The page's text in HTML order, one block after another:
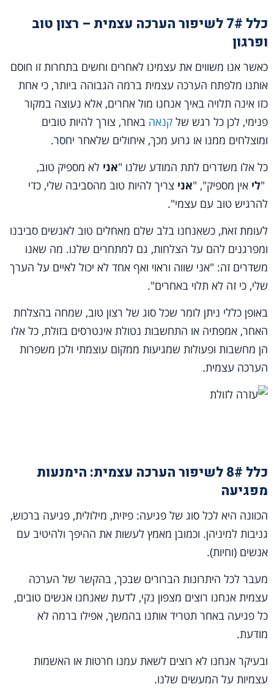
כלל 7# לשיפור הערכה עצמית – רצון טוב
ופרגון
כאשר אנו משווים את עצמינו לאחרים וחשים בתחרות זו חוסם
אותנו מלפתח הערכה עצמית ברמה הגבוהה ביותר, כי אחת
כזו אינה תלויה באיך אנחנו מול אחרים, אלא נעוצה במקור
פנימי, לכן כל רגש של קנאה באחר, צורך להיות טובים
ומוצלחים ממנו או גרוע מכך, איחולים שלאחר יחסר.
כל אלו משדרים לתת המודע שלנו "אני לא מספיק טוב,
"לי אין מספיק", "אני צריך להיות טוב מהסביבה שלי, כדי
להרגיש טוב עם עצמי".
לעומת זאת, כשאנחנו בלב שלם מאחלים טוב לאנשים סביבנו
ומפרגנים להם על הצלחות, גם למתחרים שלנו. מה שאנו
משדרים זה: "אני שווה וראוי ואף אחד לא יכול לאיים על הערך
שלי, כי זה לא תלוי באחרים".
באופן כללי ניתן לומר שכל סוג של רצון טוב, שמחה בהצלחת
האחר, אמפתיה או התחשבות נטולת אינטרסים בזולת, כל אלו
הן מחשבות ופעולות שמגיעות ממקום עוצמתי ולכן משפרות
הערכה עצמית.
כלל 8# לשיפור הערכה עצמית: הימנעות
מפגיעה
הכוונה היא לכל סוג של פגיעה: פיזית, מילולית, פגיעה ברכוש,
גניבות למיניהן. וכמובן מאמץ לעשות את ההיפך ולהיטיב עם
אנשים (וחיות).
מעבר לכל היתרונות הברורים שבכך, בהקשר של הערכה
עצמית אנחנו רוצים מצפון נקי, לדעת שאנחנו אנשים טובים,
כל פגיעה באחר תטריד אותנו בהמשך, אפילו ברמה לא
מודעת.
ובעיקר אנחנו לא רוצים לשאת עמנו חרטות או האשמות
עצמיות על המעשים שלנו.